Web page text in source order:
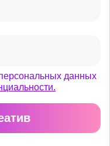
данных